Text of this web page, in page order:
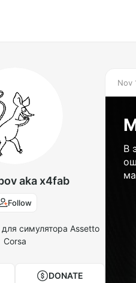
aka x4fab
Follow
симулятора Assetto
Corsa
DONATE
Nov
В